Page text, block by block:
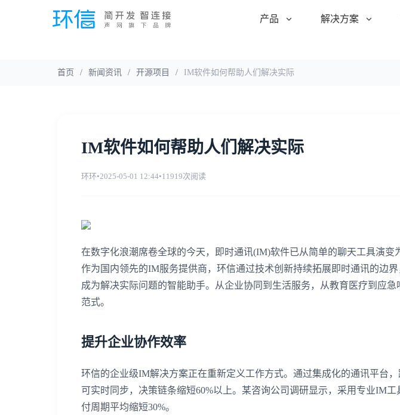
产品 解决方案
首页 / 新闻资讯 / 开源项目 / IM软件如何帮助人们解决实际
IM软件如何帮助人们解决实际
环环•2025-05-01 12:44•11919次阅读
在数字化浪潮席卷全球的今天，即时通讯(IM)软件已从简单的聊天工具演变
作为国内领先的IM服务提供商，环信通过技术创新持续拓展即时通讯的边
成为解决实际问题的智能助手。从企业协同到生活服务，从教育医疗到应
范式。
提升企业协作效率
环信的企业级IM解决方案正在重新定义工作方式。通过集成化的通讯平台
可实时同步，决策链条缩短60%以上。某咨询公司调研显示，采用专业IM
付周期平均缩短30%。